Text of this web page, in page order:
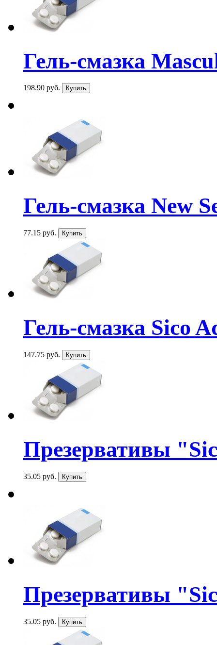
Гель-смазка
198.90 руб.
Гель-смазка New
77.15 руб.
Гель-смазка Sico
147.75 руб.
Презервативы
35.05 руб.
Презервативы
35.05 руб.